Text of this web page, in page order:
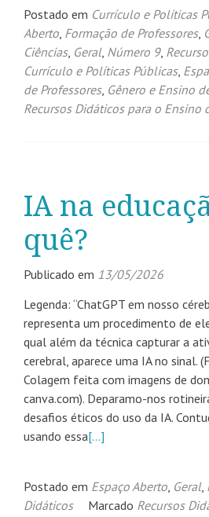
Postado em Currículo e Políticas
Aberto, Formação de Professores,
Ciências, Geral, Número 9,
Currículo e Políticas Públicas,
de Professores, Gênero e Ensino
Recursos Didáticos para o Ensino
IA na
quê?
Publicado em 13/05/2026
Legenda: “ChatGPT em nosso
representa um procedimento de
qual além da técnica capturar a
cerebral, aparece uma IA no sinal.
Colagem feita com imagens de
canva.com). Deparamo-nos
desafios éticos do uso da IA.
usando essa[…]
Postado em Espaço Aberto, Geral,
Didáticos
Marcado Recursos